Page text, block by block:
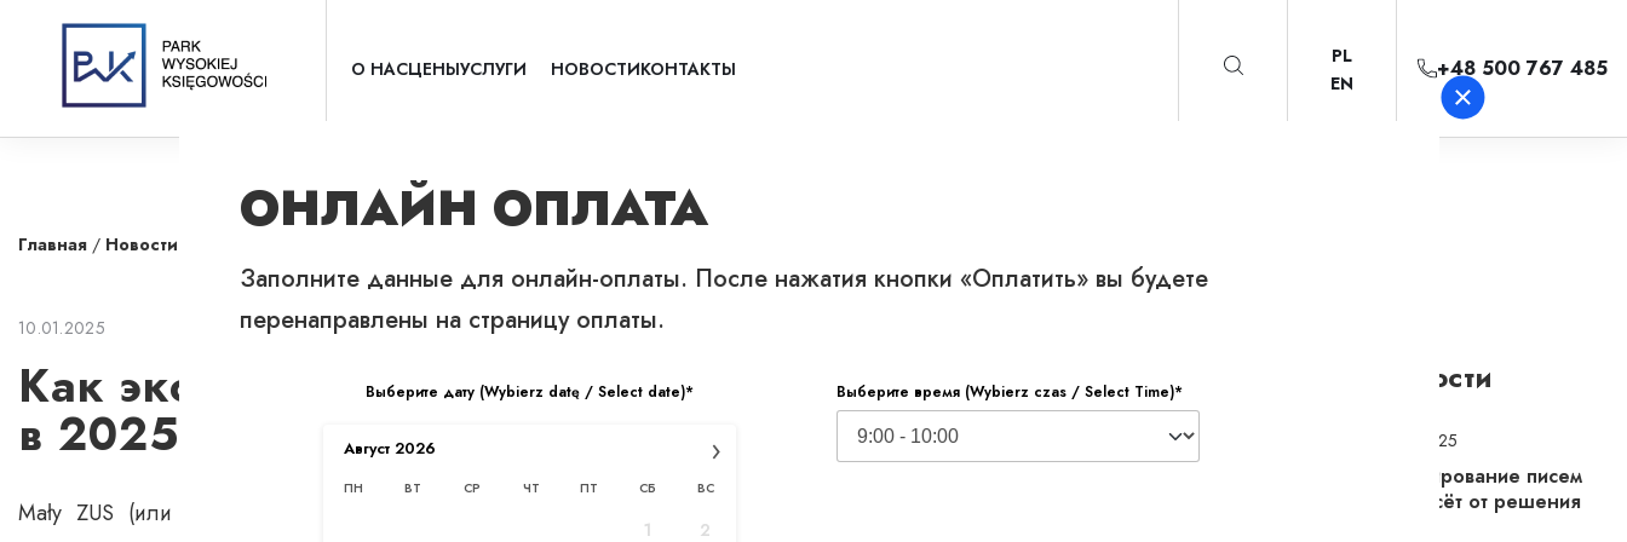
О НАСЦЕНЫУСЛУГИ НОВОСТИКОНТАКТЫ
PL
EN
+48 500 767 485
Главная / Новости
10.01.2025
Как экономить на страховании с Mały ZUS Plus
в 2025 году?
Mały ZUS (или «Малый ZUS») в Польше — это упрощенная система социальных взносов для малых
Другие новости
1.8.2025
Игнорирование писем
не спасёт от решения
ОНЛАЙН ОПЛАТА
Заполните данные для онлайн-оплаты. После нажатия кнопки «Оплатить» вы будете
перенаправлены на страницу оплаты.
Выберите дату (Wybierz datę / Select date)*
›
Август 2026
ПН ВТ СР ЧТ ПТ СБ ВС
1 2
Выберите время (Wybierz czas / Select Time)*